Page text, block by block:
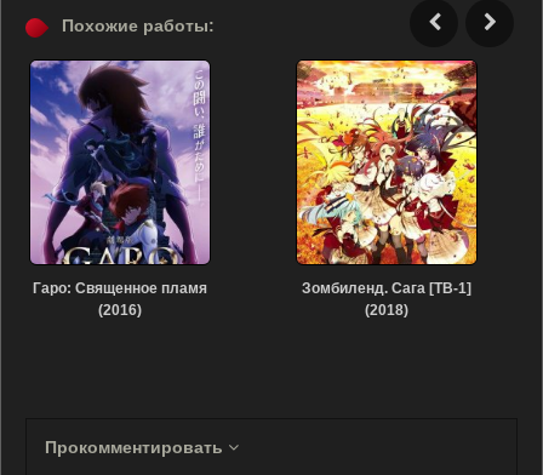
Похожие работы:
Гаро: Священное пламя
(2016)
Зомбиленд. Сага [ТВ-1]
(2018)
Прокомментировать